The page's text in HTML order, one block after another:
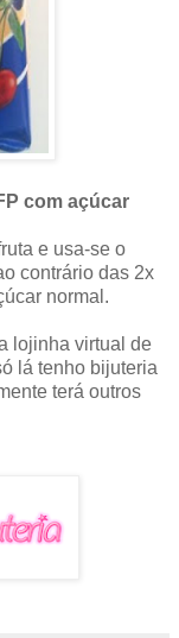
com açúcar
e usa-se o
contrário das 2x
normal.
lojinha virtual de
lá tenho bijuteria
terá outros